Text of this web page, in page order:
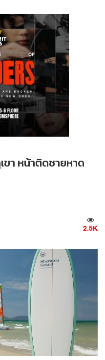
ขา หน้าติดชายหาด
2.5K